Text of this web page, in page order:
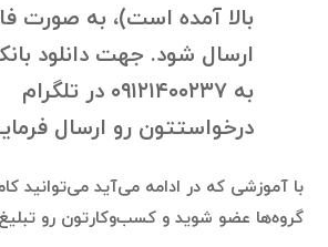
بالا آمده است)، به صورت
ارسال شود. جهت دانلود
به ۰۹۱۲۱۴۰۰۲۳۷ در تلگرام
درخواستتون رو ارسال
با آموزشی که در ادامه می‌آید می‌توانید
گروه‌ها عضو شوید و کسب‌وکارتون رو